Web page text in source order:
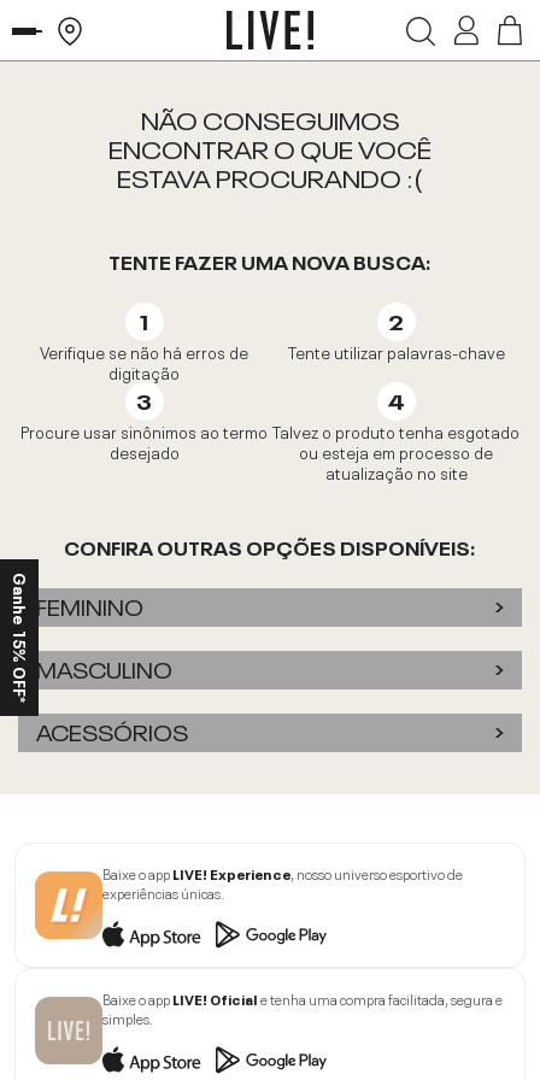
NÃO CONSEGUIMOS
ENCONTRAR O QUE VOCÊ
ESTAVA PROCURANDO :(
TENTE FAZER UMA NOVA BUSCA:
Verifique se não há erros de
digitação
Tente utilizar palavras-chave
Procure usar sinônimos ao termo
desejado
Talvez o produto tenha esgotado
ou esteja em processo de
atualização no site
CONFIRA OUTRAS OPÇÕES DISPONÍVEIS:
FEMININO
MASCULINO
ACESSÓRIOS
Baixe o appLIVE! Experience, nosso universo esportivo de
experiências únicas.
Baixe o appLIVE! Oficiale tenha uma compra facilitada, segura e
simples.
Ganhe 15% OFF*